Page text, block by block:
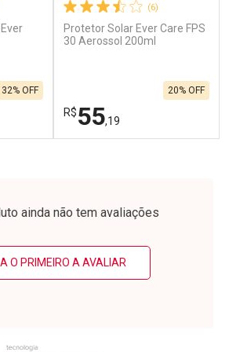
32% OFF
(6)
Protetor Solar Ever Care FPS
30 Aerossol 200ml
R$55,19
20% OFF
Laboratório
Por Menos
ainda não tem avaliações
O PRIMEIRO A AVALIAR